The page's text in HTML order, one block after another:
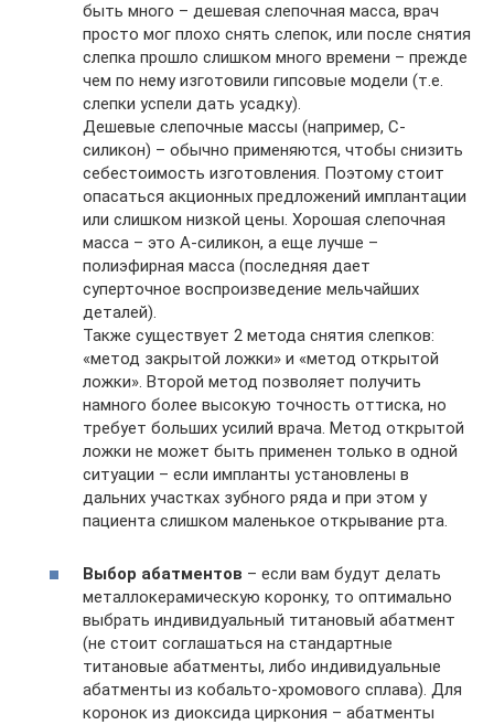
быть много – дешевая слепочная масса, врач
просто мог плохо снять слепок, или после снятия
слепка прошло слишком много времени – прежде
чем по нему изготовили гипсовые модели (т.е.
слепки успели дать усадку).
Дешевые слепочные массы (например, С-
силикон) – обычно применяются, чтобы снизить
себестоимость изготовления. Поэтому стоит
опасаться акционных предложений имплантации
или слишком низкой цены. Хорошая слепочная
масса – это А-силикон, а еще лучше –
полиэфирная масса (последняя дает
суперточное воспроизведение мельчайших
деталей).
Также существует 2 метода снятия слепков:
«метод закрытой ложки» и «метод открытой
ложки». Второй метод позволяет получить
намного более высокую точность оттиска, но
требует больших усилий врача. Метод открытой
ложки не может быть применен только в одной
ситуации – если импланты установлены в
дальних участках зубного ряда и при этом у
пациента слишком маленькое открывание рта.
Выбор абатментов – если вам будут делать
металлокерамическую коронку, то оптимально
выбрать индивидуальный титановый абатмент
(не стоит соглашаться на стандартные
титановые абатменты, либо индивидуальные
абатменты из кобальто-хромового сплава). Для
коронок из диоксида циркония – абатменты